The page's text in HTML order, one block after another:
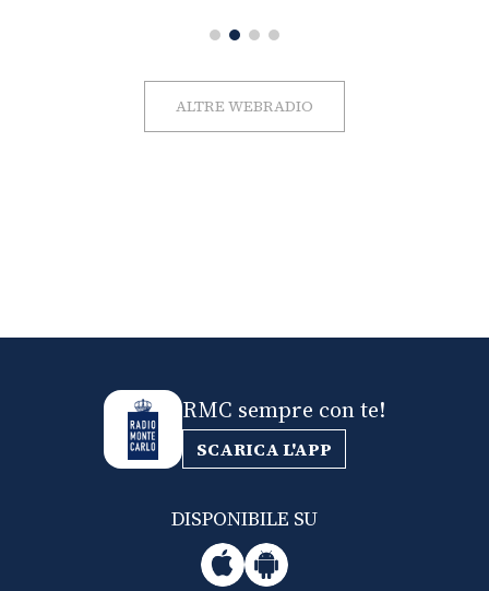
ALTRE WEBRADIO
RMC sempre con te!
SCARICA L'APP
DISPONIBILE SU